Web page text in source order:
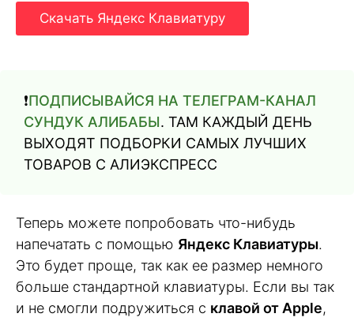
Скачать Яндекс Клавиатуру
❗️ПОДПИСЫВАЙСЯ НА ТЕЛЕГРАМ-КАНАЛ
СУНДУК АЛИБАБЫ. ТАМ КАЖДЫЙ ДЕНЬ
ВЫХОДЯТ ПОДБОРКИ САМЫХ ЛУЧШИХ
ТОВАРОВ С АЛИЭКСПРЕСС
Теперь можете попробовать что-нибудь
напечатать с помощью Яндекс Клавиатуры.
Это будет проще, так как ее размер немного
больше стандартной клавиатуры. Если вы так
и не смогли подружиться с клавой от Apple,